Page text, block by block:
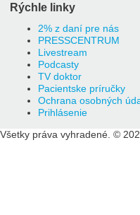
Rýchle linky
2% z daní pre nás
PRESSCENTRUM
Livestream
Podcasty
TV doktor
Pacientske príručky
Ochrana osobných
Prihlásenie
Všetky práva vyhradené. ©